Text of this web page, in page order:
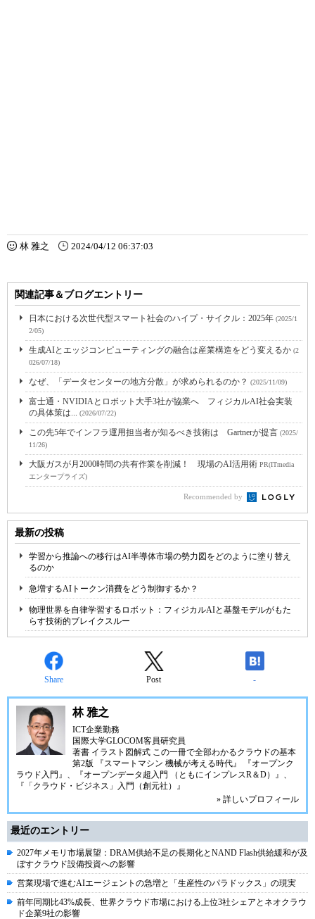
林 雅之 2024/04/12 06:37:03
関連記事＆ブログエントリー
日本における次世代型スマート社会のハイプ・サイクル：2025年 (2025/1
2/05)
生成AIとエッジコンピューティングの融合は産業構造をどう変えるか (2
026/07/18)
なぜ、「データセンターの地方分散」が求められるのか？ (2025/11/09)
富士通・NVIDIAとロボット大手3社が協業へ フィジカルAI社会実装
の具体策は... (2026/07/22)
この先5年でインフラ運用担当者が知るべき技術は Gartnerが提言 (2025/
11/26)
大阪ガスが月2000時間の共有作業を削減！ 現場のAI活用術 PR(ITmedia
エンタープライズ)
Recommended by
最新の投稿
学習から推論への移行はAI半導体市場の勢力図をどのように塗り替え
るのか
急増するAIトークン消費をどう制御するか？
物理世界を自律学習するロボット：フィジカルAIと基盤モデルがもた
らす技術的ブレイクスルー
Share Post -
林 雅之
ICT企業勤務
国際大学GLOCOM客員研究員
著書 イラスト図解式 この一冊で全部わかるクラウドの基本
第2版
『スマートマシン 機械が考える時代』
『オープンク
ラウド入門』 、 『オープンデータ超入門 （ともにインプレスR＆D）』 、
『「クラウド・ビジネス」入門（創元社）』
» 詳しいプロフィール
最近のエントリー
2027年メモリ市場展望：DRAM供給不足の長期化とNAND Flash供給緩和が及
ぼすクラウド設備投資への影響
営業現場で進むAIエージェントの急増と「生産性のパラドックス」の現実
前年同期比43%成長、世界クラウド市場における上位3社シェアとネオクラウ
ド企業9社の影響